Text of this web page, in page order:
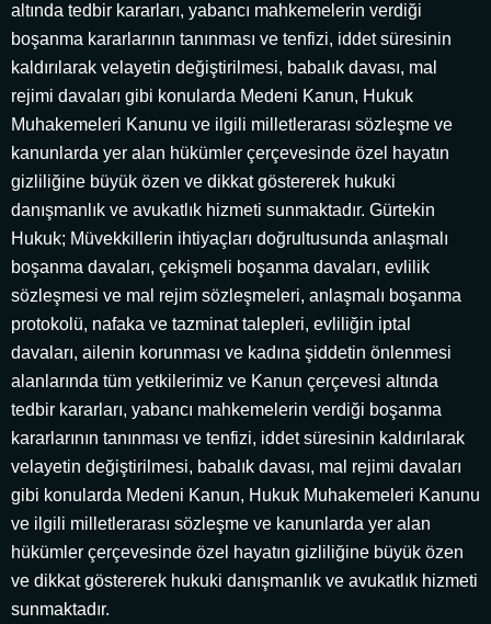
altında tedbir kararları, yabancı mahkemelerin verdiği
boşanma kararlarının tanınması ve tenfizi, iddet süresinin
kaldırılarak velayetin değiştirilmesi, babalık davası, mal
rejimi davaları gibi konularda Medeni Kanun, Hukuk
Muhakemeleri Kanunu ve ilgili milletlerarası sözleşme ve
kanunlarda yer alan hükümler çerçevesinde özel hayatın
gizliliğine büyük özen ve dikkat göstererek hukuki
danışmanlık ve avukatlık hizmeti sunmaktadır. Gürtekin
Hukuk; Müvekkillerin ihtiyaçları doğrultusunda anlaşmalı
boşanma davaları, çekişmeli boşanma davaları, evlilik
sözleşmesi ve mal rejim sözleşmeleri, anlaşmalı boşanma
protokolü, nafaka ve tazminat talepleri, evliliğin iptal
davaları, ailenin korunması ve kadına şiddetin önlenmesi
alanlarında tüm yetkilerimiz ve Kanun çerçevesi altında
tedbir kararları, yabancı mahkemelerin verdiği boşanma
kararlarının tanınması ve tenfizi, iddet süresinin kaldırılarak
velayetin değiştirilmesi, babalık davası, mal rejimi davaları
gibi konularda Medeni Kanun, Hukuk Muhakemeleri Kanunu
ve ilgili milletlerarası sözleşme ve kanunlarda yer alan
hükümler çerçevesinde özel hayatın gizliliğine büyük özen
ve dikkat göstererek hukuki danışmanlık ve avukatlık hizmeti
sunmaktadır.